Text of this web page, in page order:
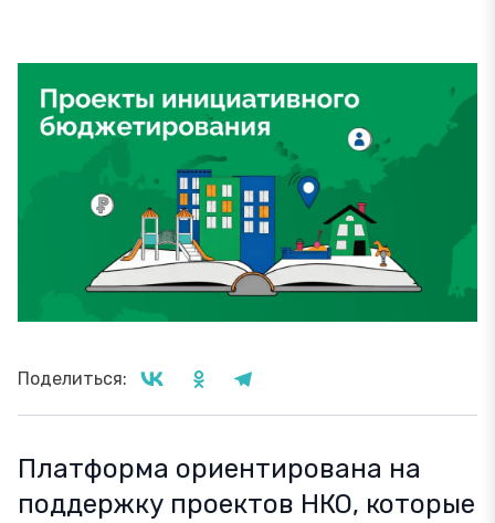
Поделиться:
Платформа ориентирована на
поддержку проектов НКО, которые